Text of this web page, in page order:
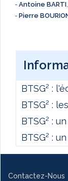
- Antoine BARTI
- Pierre
BTSG² :
BTSG² :
BTSG² :
BTSG² :
Contactez-Nous